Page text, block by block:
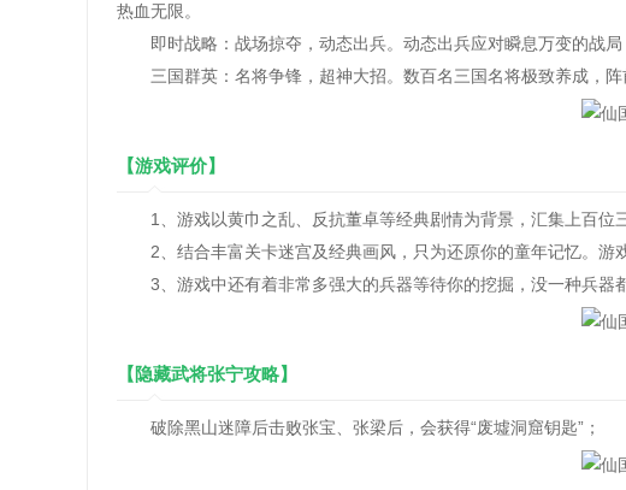
热血无限。
即时战略：战场掠夺，动态出兵。动态出兵应对瞬息万变的战局
三国群英：名将争锋，超神大招。数百名三国名将极致养成，阵
【游戏评价】
1、游戏以黄巾之乱、反抗董卓等经典剧情为背景，汇集上百位
2、结合丰富关卡迷宫及经典画风，只为还原你的童年记忆。游
3、游戏中还有着非常多强大的兵器等待你的挖掘，没一种兵器都
【隐藏武将张宁攻略】
破除黑山迷障后击败张宝、张梁后，会获得“废墟洞窟钥匙”；